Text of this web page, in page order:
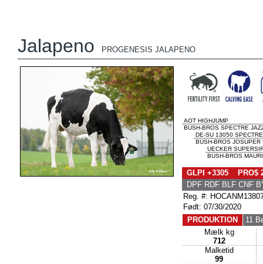
Jalapeno PROGENESIS JALAPENO
AOT HIGHJUMP
BUSH-BROS SPECTRE
DE-SU 13050 SPECTRE
BUSH-BROS JOSUPER
UECKER
BUSH-BROS
GLPI +3305 PRO$
DPF RDF BLF CNF
Reg. #:
Født: 07/30/2020
PRODUKTION
11
Mælk kg
712
Malketid
99